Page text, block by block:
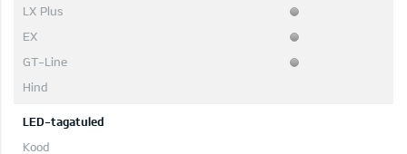
LED-tagatuled